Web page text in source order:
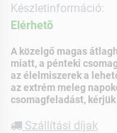
Készletinformáció:
Elérhetõ
A közelgő magas
miatt, a pénteki
az élelmiszerek a
az extrém meleg
csomagfeladást,
Szállítási díjak